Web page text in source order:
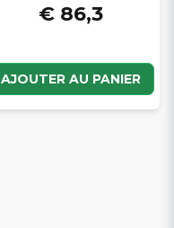
€ 86,3
AJOUTER AU PANIER